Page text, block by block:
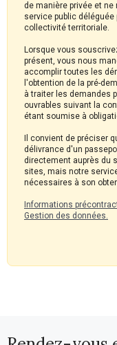
de manière privée et
service public
collectivité territoriale.
Lorsque vous
présent, vous nous
accomplir toutes les
l'obtention de la pré-
à traiter les demandes
ouvrables suivant la
étant soumise à
Il convient de préciser
délivrance d'un
directement auprès du
sites, mais notre
nécessaires à son
Informations
Gestion des données.